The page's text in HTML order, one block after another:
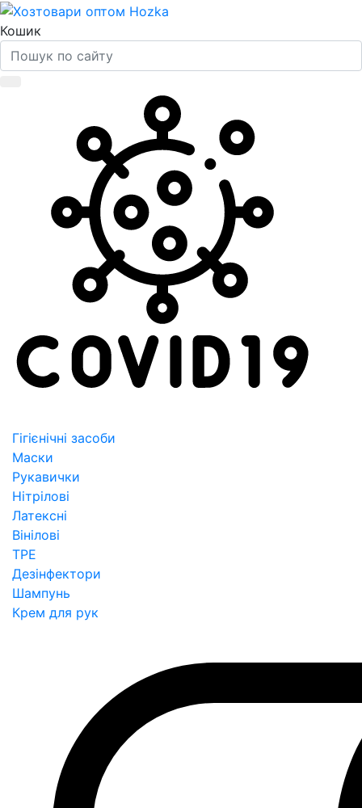
Кошик
Гігієнічні засоби
Маски
Рукавички
Нітрілові
Латексні
Вінілові
TPE
Дезінфектори
Шампунь
Крем для рук